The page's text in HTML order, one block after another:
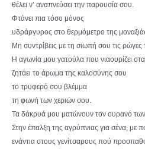
θέλει ν’ αναπνεύσει την παρουσία σου.
Φτάνει πια τόσο μόνος
υδράργυρος στο θερμόμετρο της
Μη συντρίβεις με τη σιωπή σου τις
Η αγωνία μου γατούλα που νιαουρίζει
ζητάει το άρωμα της καλοσύνης σου
το τρυφερό σου βλέμμα
τη φωνή των χεριών σου.
Τα δάκρυά μου ματώνουν τον ουρανό
Στην έπαλξη της αγρύπνιας για σένα, με
ενάντια στους γενίτσαρους πού